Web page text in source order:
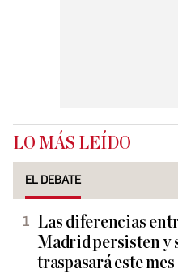
LO MÁS LEÍDO
EL DEBATE
Las diferencias
Madrid persisten y
traspasará este mes